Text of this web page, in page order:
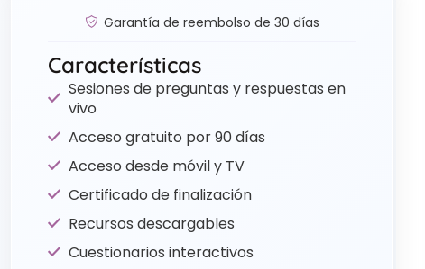
Garantía de reembolso de 30 días
Características
Sesiones de preguntas y respuestas en
vivo
Acceso gratuito por 90 días
Acceso desde móvil y TV
Certificado de finalización
Recursos descargables
Cuestionarios interactivos